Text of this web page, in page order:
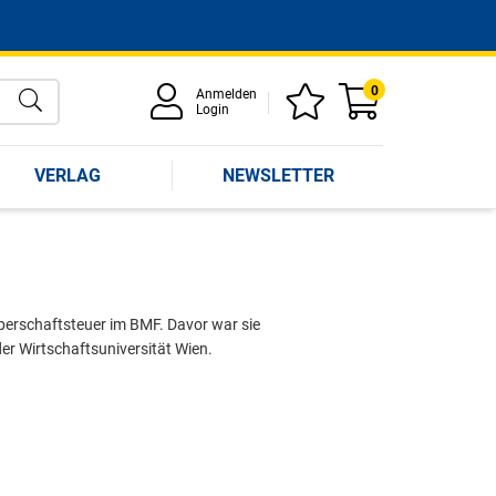
Anmelden
Login
0
VERLAG NEWSLETTER
im BMF. Davor war sie
Wirtschaftsuniversität Wien.